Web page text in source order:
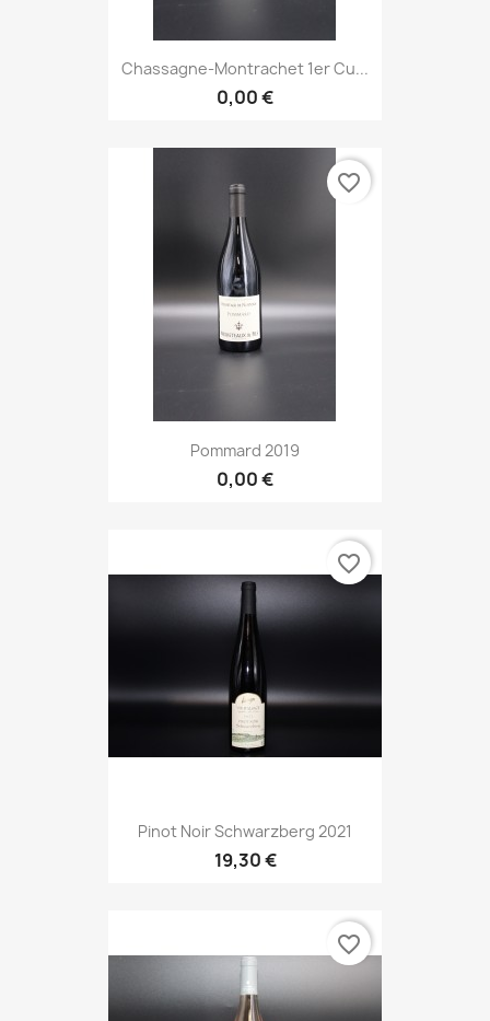
Chassagne-Montrachet 1er Cu...
0,00 €
Pommard 2019
0,00 €
favorite_border
Pinot Noir Schwarzberg 2021
19,30 €
favorite_border
favorite_border